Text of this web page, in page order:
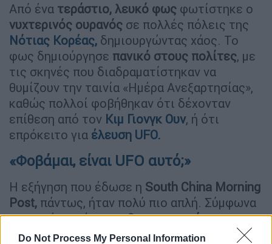
Do Not Process My Personal Information
Από ένα τεράστιο, λευκό φως φωτίστηκε ο
νυχτερινός ουρανός σε πολλές πόλεις της
Νότιας Κορέας, δημιουργώντας χάος. Το
φως δημιούργησε πανικό στους πολίτες, με
τις σκηνές που διαδραματίστηκαν να
θυμίζουν την ταινία «Ημέρα Ανεξαρτησίας»,
καθώς πολλοί φοβήθηκαν ότι δέχονταν
επίθεση από τον Κιμ Γιονγκ Ουν, ή ότι
επρόκειτο για έλευση UFO.
«Φοβάμαι, είναι UFO αυτό;»
Η εξήγηση που έδωσε η South China Morning
Post, πάντως, ήταν πολύ πιο απλή. Σύμφωνα
με το μέσο, τέσσεραβορειοκορεάτικα
dronesπαραβίασαν τον εναέριο χώρο της